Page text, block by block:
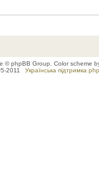
© phpBB Group. Color scheme
2011
Українська підтримка